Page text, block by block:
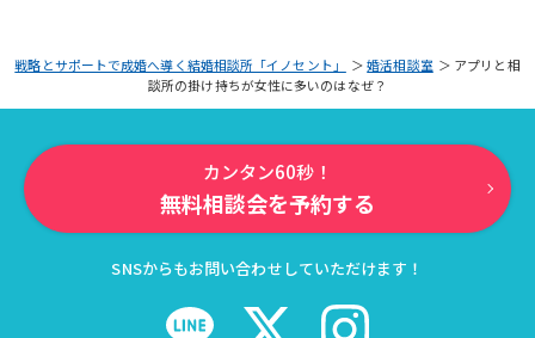
戦略とサポートで成婚へ導く結婚相談所「イノセント」 ＞婚活相談室＞ アプリと相
談所の掛け持ちが女性に多いのはなぜ？
カンタン60秒！
無料相談会を予約する
SNSからもお問い合わせしていただけます！